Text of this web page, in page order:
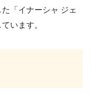
「イナーシャ ジェ
います。